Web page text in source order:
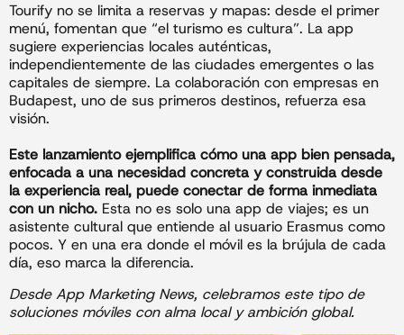
Tourify no se limita a reservas y mapas: desde el primer
menú, fomentan que “el turismo es cultura”. La app
sugiere experiencias locales auténticas,
independientemente de las ciudades emergentes o las
capitales de siempre. La colaboración con empresas en
Budapest, uno de sus primeros destinos, refuerza esa
visión.
Este lanzamiento ejemplifica cómo una app bien pensada,
enfocada a una necesidad concreta y construida desde
la experiencia real, puede conectar de forma inmediata
con un nicho. Esta no es solo una app de viajes; es un
asistente cultural que entiende al usuario Erasmus como
pocos. Y en una era donde el móvil es la brújula de cada
día, eso marca la diferencia.
Desde App Marketing News, celebramos este tipo de
soluciones móviles con alma local y ambición global.